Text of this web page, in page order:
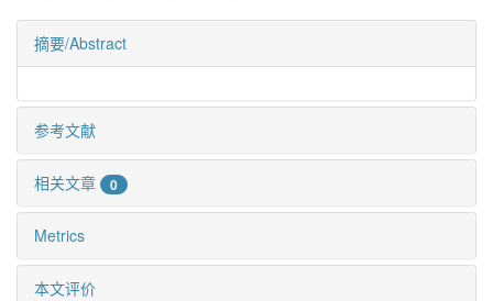
摘要/Abstract
参考文献
相关文章 0
Metrics
本文评价